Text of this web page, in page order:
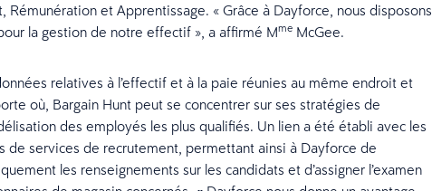
Rémunération et Apprentissage. « Grâce à Dayforce, nous disposons
la gestion de notre effectif », a affirmé MmeMcGee.
relatives à l’effectif et à la paie réunies au même endroit et
où, Bargain Hunt peut se concentrer sur ses stratégies de
des employés les plus qualifiés. Un lien a été établi avec les
de services de recrutement, permettant ainsi à Dayforce de
les renseignements sur les candidats et d’assigner l’examen